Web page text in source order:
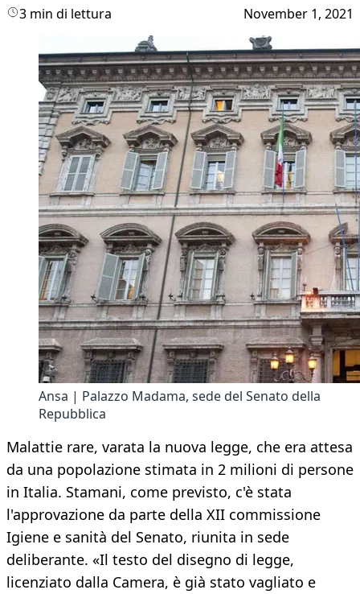
3 min di lettura November 1, 2021
Ansa | Palazzo Madama, sede del Senato della
Repubblica
Malattie rare, varata la nuova legge, che era attesa
da una popolazione stimata in 2 milioni di persone
in Italia. Stamani, come previsto, c'è stata
l'approvazione da parte della XII commissione
Igiene e sanità del Senato, riunita in sede
deliberante. «Il testo del disegno di legge,
licenziato dalla Camera, è già stato vagliato e